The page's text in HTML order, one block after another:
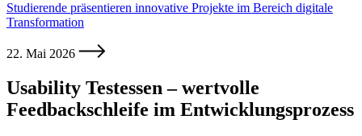
Studierende präsentieren innovative Projekte im Bereich digitale
Transformation
22. Mai 2026
Usability Testessen – wertvolle
Feedbackschleife im Entwicklungsprozess